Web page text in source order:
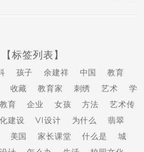
【标签列表】
孩子 余建祥 中国
教育
收藏 教育家 刺绣 艺术
学
育 企业 女孩 方法
艺术传
建设 VI设计 为什么
翡翠
美国 家长课堂 什么是
城